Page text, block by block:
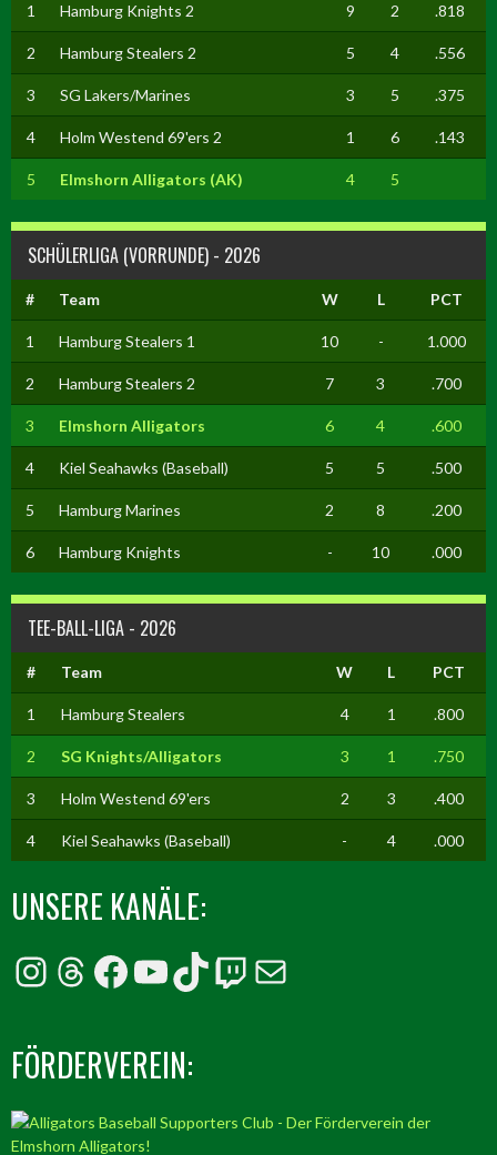
1 Hamburg Knights 2 9 2 .818
2 Hamburg Stealers 2 5 4 .556
3 SG Lakers/Marines 3 5 .375
4 Holm Westend 69'ers 2 1 6 .143
5 Elmshorn Alligators (AK) 4 5
SCHÜLERLIGA (VORRUNDE) - 2026
# Team W L PCT
1 Hamburg Stealers 1 10 - 1.000
2 Hamburg Stealers 2 7 3 .700
3 Elmshorn Alligators 6 4 .600
4 Kiel Seahawks (Baseball) 5 5 .500
5 Hamburg Marines 2 8 .200
6 Hamburg Knights - 10 .000
TEE-BALL-LIGA - 2026
# Team W L PCT
1 Hamburg Stealers 4 1 .800
2 SG Knights/Alligators 3 1 .750
3 Holm Westend 69'ers 2 3 .400
4 Kiel Seahawks (Baseball) - 4 .000
UNSERE KANÄLE:
Instagram
Threads
Facebook
YouTube
TikTok
Twitch
E-Mail
FÖRDERVEREIN: